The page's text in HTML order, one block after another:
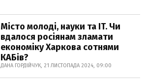
Місто молоді, науки та IT. Чи
вдалося росіянам зламати
економіку Харкова сотнями
КАБів?
ДАНА ГОРДІЙЧУК, 21 ЛИСТОПАДА 2024, 09:00